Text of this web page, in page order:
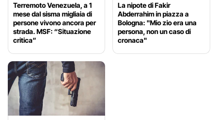
Terremoto Venezuela, a 1
mese dal sisma migliaia di
persone vivono ancora per
strada. MSF: “Situazione
critica”
La nipote di Fakir
Abderrahim in piazza a
Bologna: "Mio zio era una
persona, non un caso di
cronaca"